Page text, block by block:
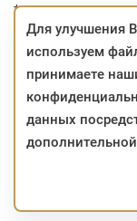
*скидка не
*изделия,
использованием
4 месяцев и
до 3 месяцев;
*на заказы,
период
момента
Для улучшения
используем
принимаете
данных